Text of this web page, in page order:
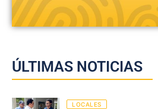
ÚLTIMAS NOTICIAS
LOCALES